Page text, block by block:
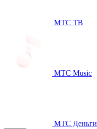
МТС ТВ
МТС Music
МТС Деньги